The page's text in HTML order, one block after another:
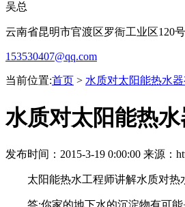
吴总
云南省昆明市官渡区罗衙工业区120
153530407@qq.com
当前位置:首页 > 水质对太阳能热水
水质对太阳能热
发布时间：2015-3-19 0:00:00 来源：
太阳能热水工程师讲解水质对热